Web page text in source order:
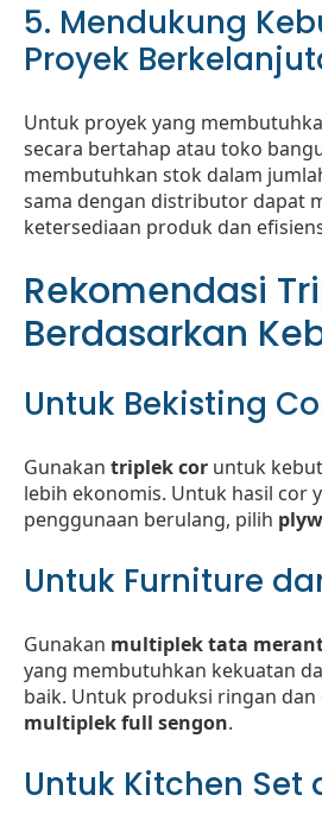
5. Mendukung
Proyek
Untuk proyek yang
secara bertahap atau toko
membutuhkan stok dalam
sama dengan distributor dapat
ketersediaan produk dan
Rekomendasi
Berdasarkan
Untuk Bekisting
Gunakan triplek cor untuk
lebih ekonomis. Untuk hasil cor
penggunaan berulang, pilih
Untuk Furniture
Gunakan multiplek tata
yang membutuhkan kekuatan
baik. Untuk produksi ringan
multiplek full sengon.
Untuk Kitchen Set